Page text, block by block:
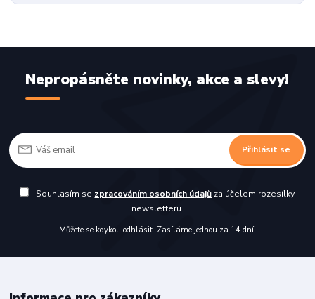
Nepropásněte novinky, akce a slevy!
Přihlásit se
Souhlasím se zpracováním osobních údajů za účelem rozesílky
newsletteru.
Můžete se kdykoli odhlásit. Zasíláme jednou za 14 dní.